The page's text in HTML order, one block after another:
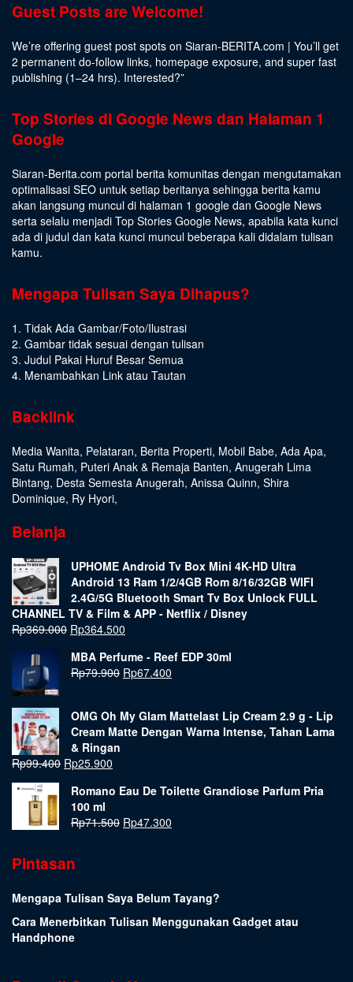
Guest Posts are Welcome!
We’re offering guest post spots on Siaran-BERITA.com | You’ll get
2 permanent do-follow links, homepage exposure, and super fast
publishing (1–24 hrs). Interested?”
Top Stories di Google News dan Halaman 1
Google
Siaran-Berita.com portal berita komunitas dengan mengutamakan
optimalisasi SEO untuk setiap beritanya sehingga berita kamu
akan langsung muncul di halaman 1 google dan Google News
serta selalu menjadi Top Stories Google News, apabila kata kunci
ada di judul dan kata kunci muncul beberapa kali didalam tulisan
kamu.
Mengapa Tulisan Saya Dihapus?
1. Tidak Ada Gambar/Foto/Ilustrasi
2. Gambar tidak sesuai dengan tulisan
3. Judul Pakai Huruf Besar Semua
4. Menambahkan Link atau Tautan
Backlink
Media Wanita, Pelataran, Berita Properti, Mobil Babe, Ada Apa,
Satu Rumah, Puteri Anak & Remaja Banten, Anugerah Lima
Bintang, Desta Semesta Anugerah, Anissa Quinn, Shira
Dominique, Ry Hyori,
Belanja
UPHOME Android Tv Box Mini 4K-HD Ultra
Android 13 Ram 1/2/4GB Rom 8/16/32GB WIFI
2.4G/5G Bluetooth Smart Tv Box Unlock FULL
CHANNEL TV & Film & APP - Netflix / Disney
Rp369.000 Rp364.500
MBA Perfume - Reef EDP 30ml
Rp79.900 Rp67.400
OMG Oh My Glam Mattelast Lip Cream 2.9 g - Lip
Cream Matte Dengan Warna Intense, Tahan Lama
& Ringan
Rp99.400 Rp25.900
Romano Eau De Toilette Grandiose Parfum Pria
100 ml
Rp71.500 Rp47.300
Pintasan
Mengapa Tulisan Saya Belum Tayang?
Cara Menerbitkan Tulisan Menggunakan Gadget atau
Handphone